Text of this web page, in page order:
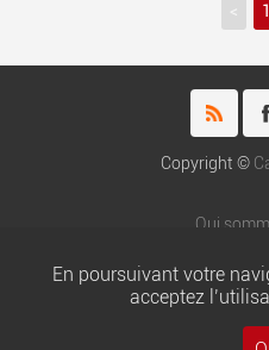
< 1
Copyright ©
Qui
Nos
En poursuivant votre
acceptez